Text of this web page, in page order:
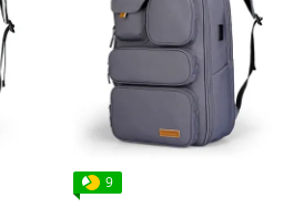
9